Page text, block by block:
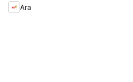
Ara